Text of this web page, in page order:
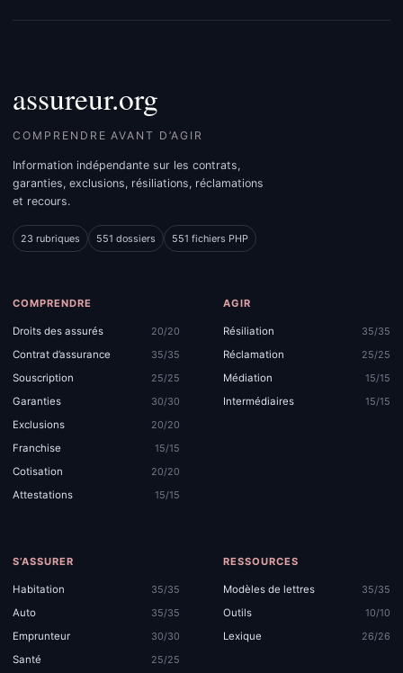
assureur.org
COMPRENDRE AVANT D’AGIR
Information indépendante sur les contrats,
garanties, exclusions, résiliations, réclamations
et recours.
23 rubriques 551 dossiers 551 fichiers PHP
COMPRENDRE
Droits des assurés
20/20
Contrat d’assurance
35/35
Souscription
25/25
Garanties
30/30
Exclusions
20/20
Franchise
15/15
Cotisation
20/20
Attestations
15/15
AGIR
Résiliation
35/35
Réclamation
25/25
Médiation
15/15
Intermédiaires
15/15
S’ASSURER
Habitation
35/35
Auto
35/35
Emprunteur
30/30
Santé
25/25
RESSOURCES
Modèles de lettres
35/35
Outils
10/10
Lexique
26/26